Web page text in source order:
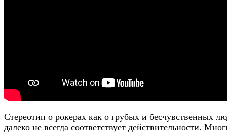
Стереотип о рокерах как о грубых и бесчувственных
далеко не всегда соответствует действительности.